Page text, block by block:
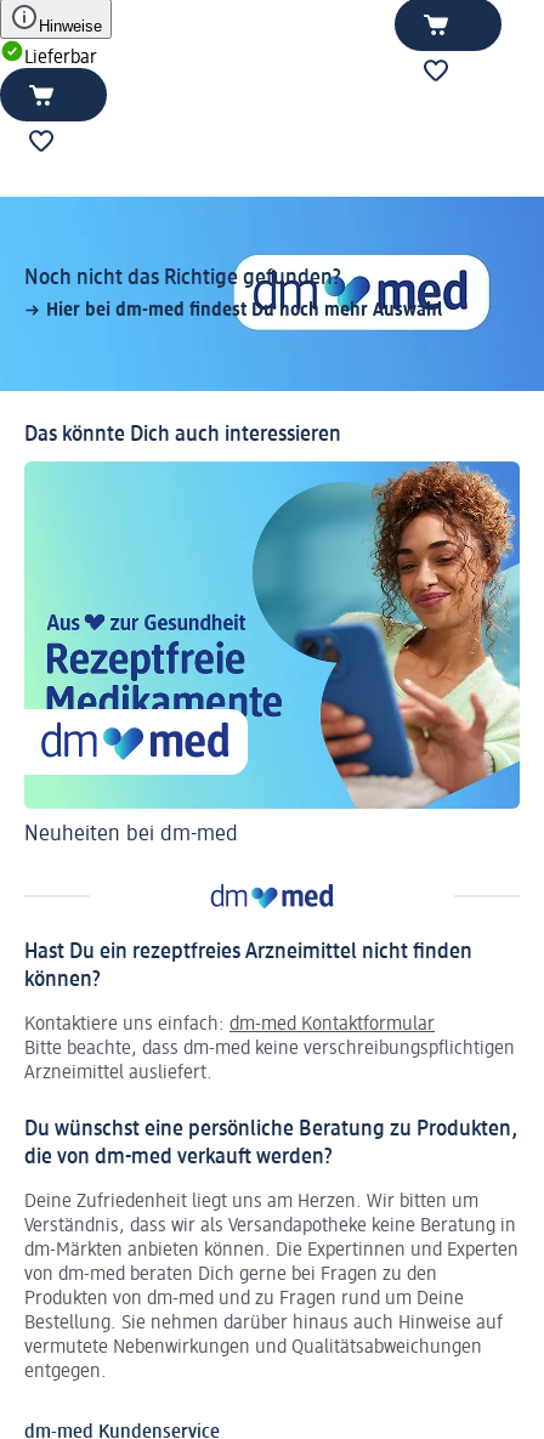
Hinweise
Lieferbar
Noch nicht das Richtige gefunden?
Hier bei dm-med findest Du noch mehr Auswahl
Das könnte Dich auch interessieren
Neuheiten bei dm-med
Hast Du ein rezeptfreies Arzneimittel nicht finden
können?
Kontaktiere uns einfach: dm-med Kontaktformular
Bitte beachte, dass dm-med keine verschreibungspflichtigen
Arzneimittel ausliefert.
Du wünschst eine persönliche Beratung zu Produkten,
die von dm-med verkauft werden?
Deine Zufriedenheit liegt uns am Herzen. Wir bitten um
Verständnis, dass wir als Versandapotheke keine Beratung in
dm-Märkten anbieten können. Die Expertinnen und Experten
von dm-med beraten Dich gerne bei Fragen zu den
Produkten von dm-med und zu Fragen rund um Deine
Bestellung. Sie nehmen darüber hinaus auch Hinweise auf
vermutete Nebenwirkungen und Qualitätsabweichungen
entgegen.
dm-med Kundenservice